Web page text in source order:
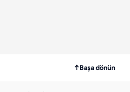
↑Başa dönün